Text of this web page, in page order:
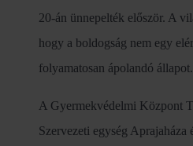
20-án ünnepelték először. A
hogy a boldogság nem egy
folyamatosan ápolandó állapot.
A Gyermekvédelmi Központ
Szervezeti egység